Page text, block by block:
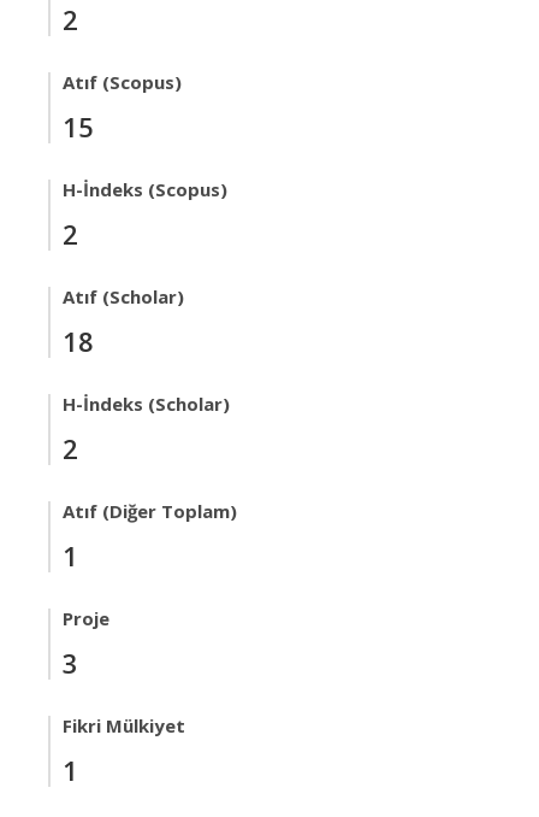
2
Atıf (Scopus)
15
H-İndeks (Scopus)
2
Atıf (Scholar)
18
H-İndeks (Scholar)
2
Atıf (Diğer Toplam)
1
Proje
3
Fikri Mülkiyet
1